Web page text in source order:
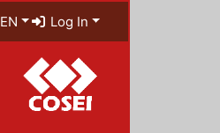
EN Log In